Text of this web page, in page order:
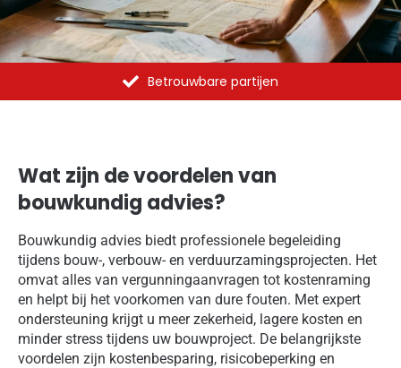
Al meer dan 1375 opdrachten uitgevoerd
Wat zijn de voordelen van
bouwkundig advies?
Bouwkundig advies biedt professionele begeleiding
tijdens bouw-, verbouw- en verduurzamingsprojecten. Het
omvat alles van vergunningaanvragen tot kostenraming
en helpt bij het voorkomen van dure fouten. Met expert
ondersteuning krijgt u meer zekerheid, lagere kosten en
minder stress tijdens uw bouwproject. De belangrijkste
voordelen zijn kostenbesparing, risicobeperking en